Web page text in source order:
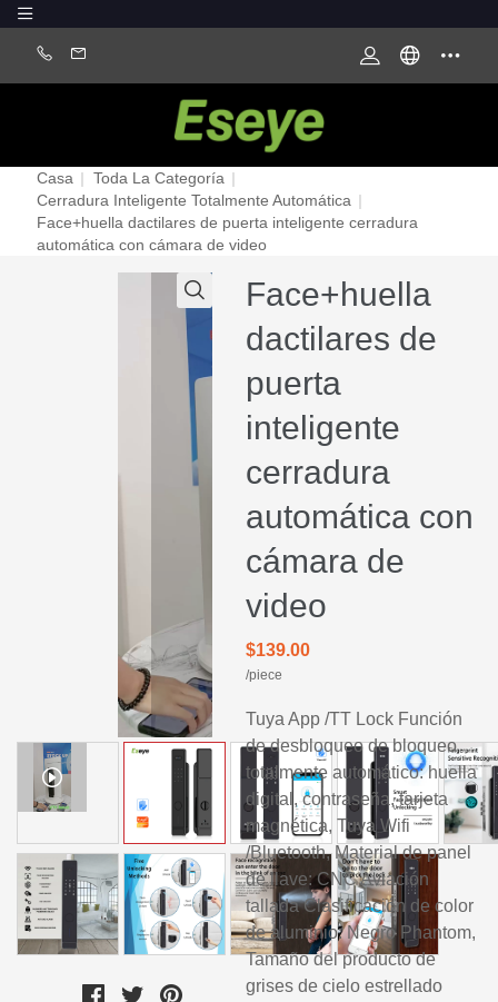
Casa | Toda La Categoría |
Cerradura Inteligente Totalmente Automática |
Face+huella dactilares de puerta inteligente cerradura
automática con cámara de video
Face+huella
dactilares de
puerta
inteligente
cerradura
automática con
cámara de
video
$139.00
/piece
Tuya App /TT Lock Función
de desbloqueo de bloqueo
totalmente automático: huella
digital, contraseña, tarjeta
magnética, Tuya Wifi
/Bluetooth, Material de panel
de llave: CNC Aviación
tallada Clasificación de color
de aluminio: Negro Phantom,
Tamaño del producto de
grises de cielo estrellado